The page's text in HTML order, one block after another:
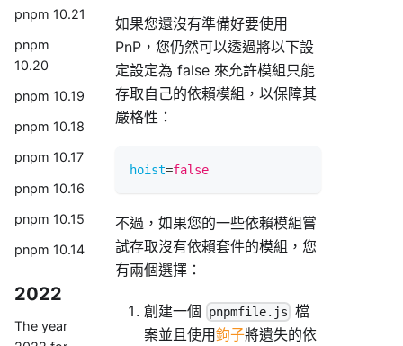
pnpm 10.21
pnpm
10.20
pnpm 10.19
pnpm 10.18
pnpm 10.17
pnpm 10.16
pnpm 10.15
pnpm 10.14
2022
The year
如果您還沒有準備好要使用
PnP，您仍然可以透過將以下設
定設定為 false 來允許模組只能
存取自己的依賴模組，以保障其
嚴格性：
hoist=false
不過，如果您的一些依賴模組嘗
試存取沒有依賴套件的模組，您
有兩個選擇：
創建一個 pnpmfile.js 檔
案並且使用鉤子將遺失的依